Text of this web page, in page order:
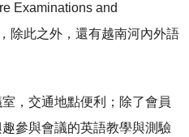
Examinations and
除此之外，還有越南河內外語
，交通地點便利；除了會員
參與會議的英語教學與測驗